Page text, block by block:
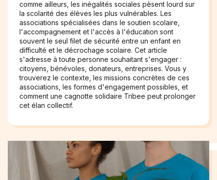
comme ailleurs, les inégalités sociales pèsent lourd sur
la scolarité des élèves les plus vulnérables. Les
associations spécialisées dans le soutien scolaire,
l'accompagnement et l'accès à l'éducation sont
souvent le seul filet de sécurité entre un enfant en
difficulté et le décrochage scolaire. Cet article
s'adresse à toute personne souhaitant s'engager :
citoyens, bénévoles, donateurs, entreprises. Vous y
trouverez le contexte, les missions concrètes de ces
associations, les formes d'engagement possibles, et
comment une cagnotte solidaire Tribee peut prolonger
cet élan collectif.